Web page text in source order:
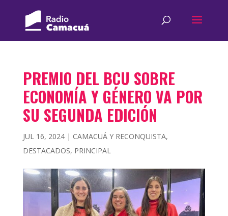
PREMIO DEL BCU SOBRE
ECONOMÍA Y GÉNERO VA POR
SU SEGUNDA EDICIÓN
JUL 16, 2024| CAMACUÁ Y RECONQUISTA,
DESTACADOS, PRINCIPAL